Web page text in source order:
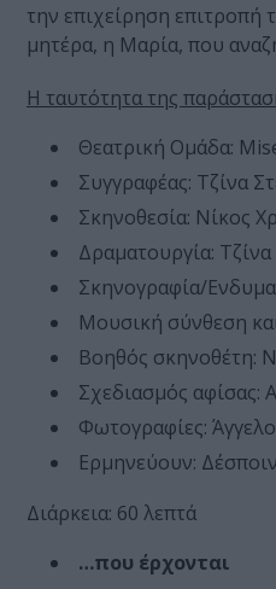
την επιχείρηση επιτροπή
μητέρα, η Μαρία, που
Η ταυτότητα της
Θεατρική Ομάδα:
Συγγραφέας: Τζίνα
Σκηνοθεσία: Νίκος
Δραματουργία:
Σκηνογραφία/
Μουσική σύνθεση
Βοηθός σκηνοθέτη:
Σχεδιασμός αφίσας:
Φωτογραφίες:
Ερμηνεύουν:
Διάρκεια: 60 λεπτά
…που έρχονται